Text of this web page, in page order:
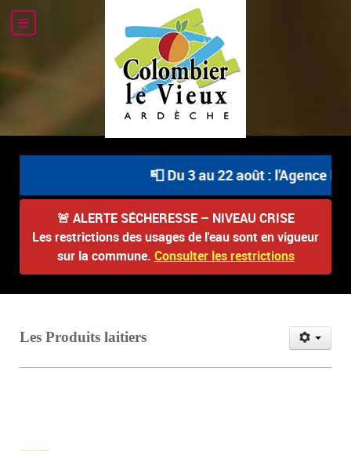
📮 Du 3 au 22 août : l'Agence
🚨 ALERTE SÉCHERESSE – NIVEAU CRISE
Les restrictions des usages de l'eau sont en vigueur
sur la commune. Consulter les restrictions
Les Produits laitiers